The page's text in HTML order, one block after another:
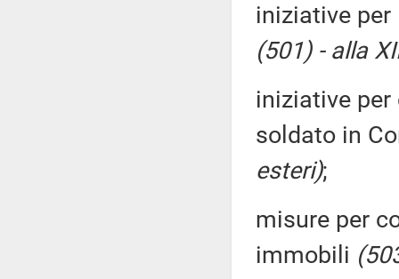
iniziative
(501) - alla
iniziative
soldato in
esteri);
misure per
immobili